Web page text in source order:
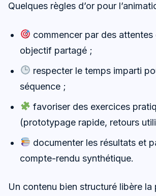
Quelques règles d’or pour
commencer par des attentes
objectif partagé ;
respecter le temps imparti
séquence ;
favoriser des exercices
(prototypage rapide, retours
documenter les résultats et
compte-rendu synthétique.
Un contenu bien structuré libère la